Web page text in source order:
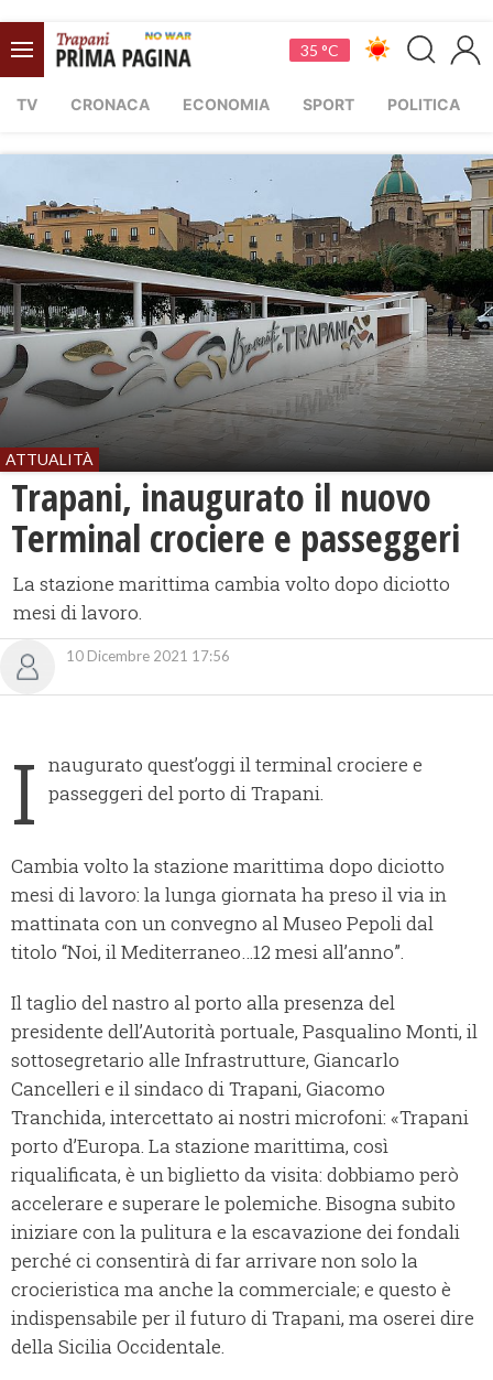
35 °C
TV CRONACA ECONOMIA SPORT POLITICA
ATTUALITÀ
Trapani, inaugurato il nuovo
Terminal crociere e passeggeri
La stazione marittima cambia volto dopo diciotto
mesi di lavoro.
10 Dicembre 2021 17:56
I naugurato quest’oggi il terminal crociere e
passeggeri del porto di Trapani.
Cambia volto la stazione marittima dopo diciotto
mesi di lavoro: la lunga giornata ha preso il via in
mattinata con un convegno al Museo Pepoli dal
titolo “Noi, il Mediterraneo…12 mesi all’anno”.
Il taglio del nastro al porto alla presenza del
presidente dell’Autorità portuale, Pasqualino Monti, il
sottosegretario alle Infrastrutture, Giancarlo
Cancelleri e il sindaco di Trapani, Giacomo
Tranchida, intercettato ai nostri microfoni: «Trapani
porto d’Europa. La stazione marittima, così
riqualificata, è un biglietto da visita: dobbiamo però
accelerare e superare le polemiche. Bisogna subito
iniziare con la pulitura e la escavazione dei fondali
perché ci consentirà di far arrivare non solo la
crocieristica ma anche la commerciale; e questo è
indispensabile per il futuro di Trapani, ma oserei dire
della Sicilia Occidentale.